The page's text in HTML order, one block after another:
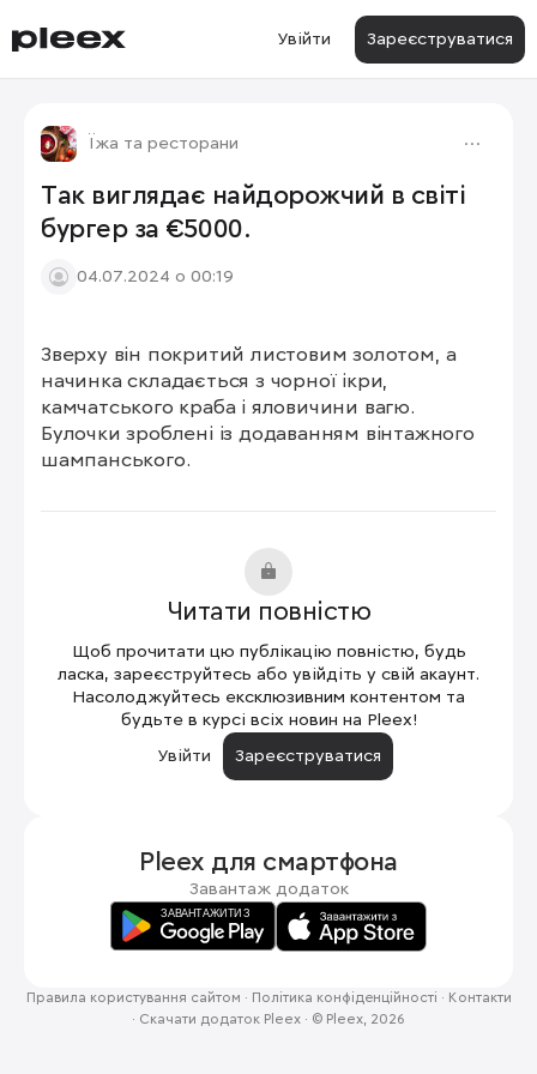
Увійти Зареєструватися
Їжа та ресторани
Так виглядає найдорожчий в світі
бургер за €5000.
04.07.2024 о 00:19
Зверху він покритий листовим золотом, а
начинка складається з чорної ікри,
камчатського краба і яловичини вагю.
Булочки зроблені із додаванням вінтажного
шампанського.
Читати повністю
Щоб прочитати цю публікацію повністю, будь
ласка, зареєструйтесь або увійдіть у свій акаунт.
Насолоджуйтесь ексклюзивним контентом та
будьте в курсі всіх новин на Pleex!
Увійти
Зареєструватися
Pleex для смартфона
Завантаж додаток
Правила користування сайтом · Політика конфіденційності · Контакти
· Скачати додаток Pleex · © Pleex, 2026